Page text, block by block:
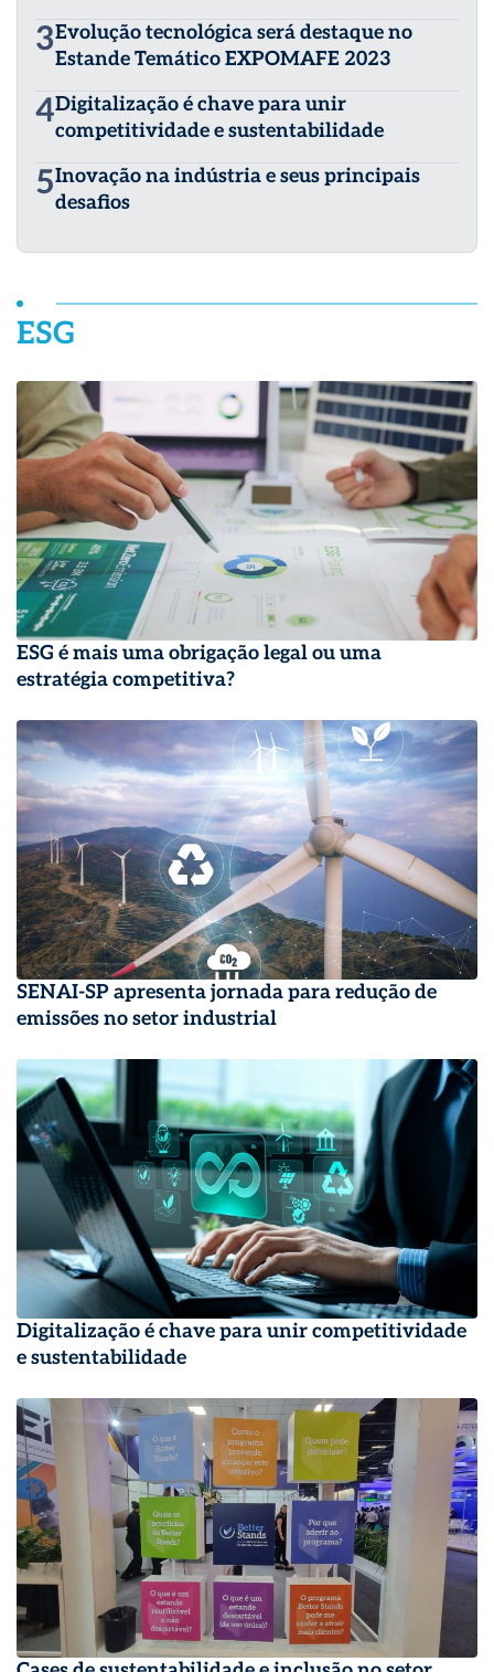
3Evolução tecnológica será destaque no
Estande Temático EXPOMAFE 2023
4Digitalização é chave para unir
competitividade e sustentabilidade
5Inovação na indústria e seus principais
desafios
ESG
ESG é mais uma obrigação legal ou uma
estratégia competitiva?
SENAI-SP apresenta jornada para redução de
emissões no setor industrial
Digitalização é chave para unir competitividade
e sustentabilidade